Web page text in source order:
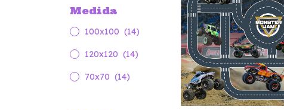
Medida
100x100 (14)
120x120 (14)
70x70 (14)